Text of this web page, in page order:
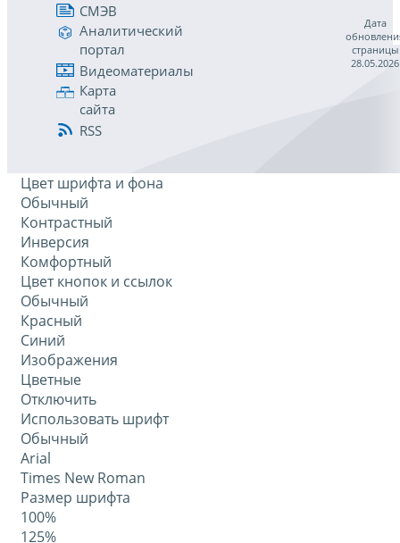
СМЭВ
Аналитический
портал
Видеоматериалы
Карта
сайта
RSS
Дата
страницы
28.05.2026
Цвет шрифта и фона
Обычный
Контрастный
Инверсия
Комфортный
Цвет кнопок и ссылок
Обычный
Красный
Синий
Изображения
Цветные
Отключить
Использовать шрифт
Обычный
Arial
Times New Roman
Размер шрифта
100%
125%